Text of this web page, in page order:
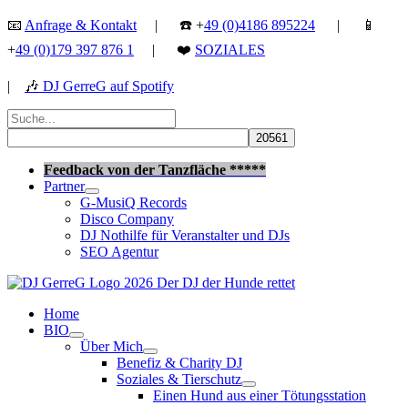
Zum
springen
📧 Anfrage & Kontakt | ☎️ +49 (0)4186 895224 | 📱
+49 (0)179 397 876 1 | ❤️ SOZIALES
| 🎶 DJ GerreG auf Spotify
Suchen
nach:
Feedback von der Tanzfläche *****
Partner
G-MusiQ Records
Disco Company
DJ Nothilfe für Veranstalter und DJs
SEO Agentur
Home
BIO
Über Mich
Benefiz & Charity DJ
Soziales & Tierschutz
Einen Hund aus einer Tötungsstation